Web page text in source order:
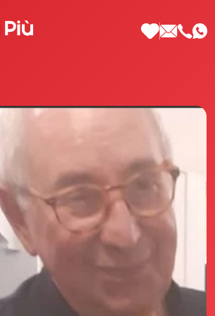
di Più
Club di Più
Valeria Pilla
Club di Più